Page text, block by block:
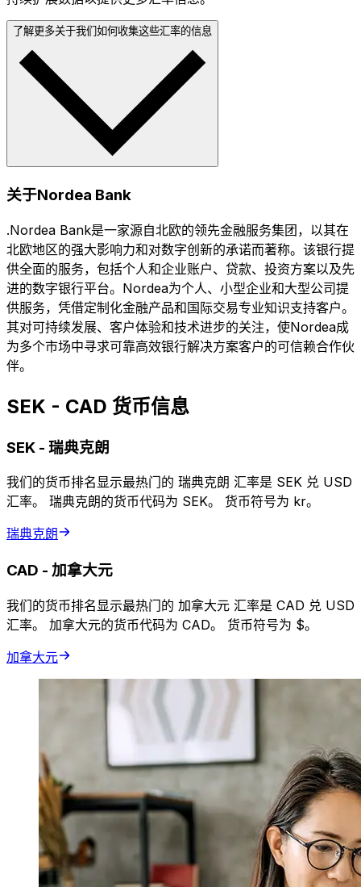
了解更多关于我们如何收集这些汇率的信息
关于Nordea Bank
.Nordea Bank是一家源自北欧的领先金融服务集团，以其在
北欧地区的强大影响力和对数字创新的承诺而著称。该银行提
供全面的服务，包括个人和企业账户、贷款、投资方案以及先
进的数字银行平台。Nordea为个人、小型企业和大型公司提
供服务，凭借定制化金融产品和国际交易专业知识支持客户。
其对可持续发展、客户体验和技术进步的关注，使Nordea成
为多个市场中寻求可靠高效银行解决方案客户的可信赖合作伙
伴。
SEK - CAD 货币信息
SEK - 瑞典克朗
我们的货币排名显示最热门的 瑞典克朗 汇率是 SEK 兑 USD
汇率。 瑞典克朗的货币代码为 SEK。 货币符号为 kr。
瑞典克朗
CAD - 加拿大元
我们的货币排名显示最热门的 加拿大元 汇率是 CAD 兑 USD
汇率。 加拿大元的货币代码为 CAD。 货币符号为 $。
加拿大元